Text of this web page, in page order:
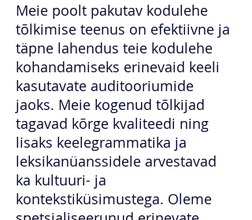
Meie poolt pakutav kodulehe
tõlkimise teenus on efektiivne ja
täpne lahendus teie kodulehe
kohandamiseks erinevaid keeli
kasutavate auditooriumide
jaoks. Meie kogenud tõlkijad
tagavad kõrge kvaliteedi ning
lisaks keelegrammatika ja
leksikanüanssidele arvestavad
ka kultuuri- ja
kontekstiküsimustega. Oleme